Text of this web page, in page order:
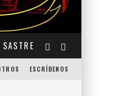
ESCRÍBENOS